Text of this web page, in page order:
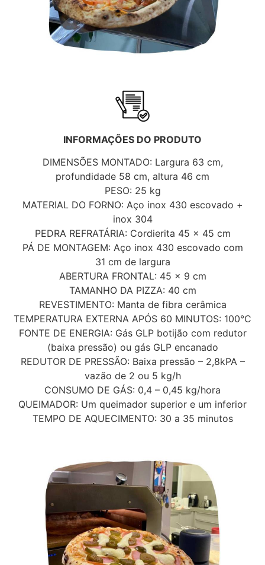
INFORMAÇÕES DO PRODUTO
DIMENSÕES MONTADO: Largura 63 cm,
profundidade 58 cm, altura 46 cm
PESO: 25 kg
MATERIAL DO FORNO: Aço inox 430 escovado +
inox 304
PEDRA REFRATÁRIA: Cordierita 45 x 45 cm
PÁ DE MONTAGEM: Aço inox 430 escovado com
31 cm de largura
ABERTURA FRONTAL: 45 x 9 cm
TAMANHO DA PIZZA: 40 cm
REVESTIMENTO: Manta de fibra cerâmica
TEMPERATURA EXTERNA APÓS 60 MINUTOS: 100°C
FONTE DE ENERGIA: Gás GLP botijão com redutor
(baixa pressão) ou gás GLP encanado
REDUTOR DE PRESSÃO: Baixa pressão – 2,8kPA –
vazão de 2 ou 5 kg/h
CONSUMO DE GÁS: 0,4 – 0,45 kg/hora
QUEIMADOR: Um queimador superior e um inferior
TEMPO DE AQUECIMENTO: 30 a 35 minutos